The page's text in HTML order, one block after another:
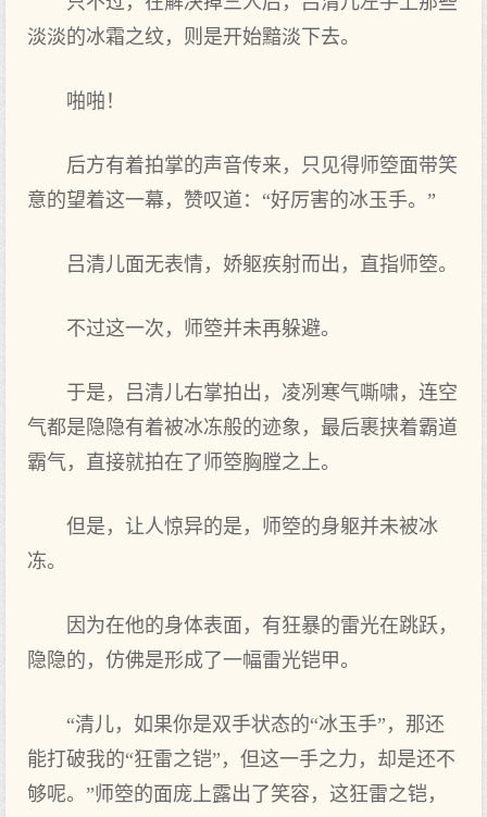
淡淡的冰霜之纹，则是开始黯淡下去。
啪啪！
后方有着拍掌的声音传来，只见得师箜面带笑
意的望着这一幕，赞叹道：“好厉害的冰玉手。”
吕清儿面无表情，娇躯疾射而出，直指师箜。
不过这一次，师箜并未再躲避。
于是，吕清儿右掌拍出，凌冽寒气嘶啸，连空
气都是隐隐有着被冰冻般的迹象，最后裹挟着霸道
霸气，直接就拍在了师箜胸膛之上。
但是，让人惊异的是，师箜的身躯并未被冰
冻。
因为在他的身体表面，有狂暴的雷光在跳跃，
隐隐的，仿佛是形成了一幅雷光铠甲。
“清儿，如果你是双手状态的“冰玉手”，那还
能打破我的“狂雷之铠”，但这一手之力，却是还不
够呢。”师箜的面庞上露出了笑容，这狂雷之铠，